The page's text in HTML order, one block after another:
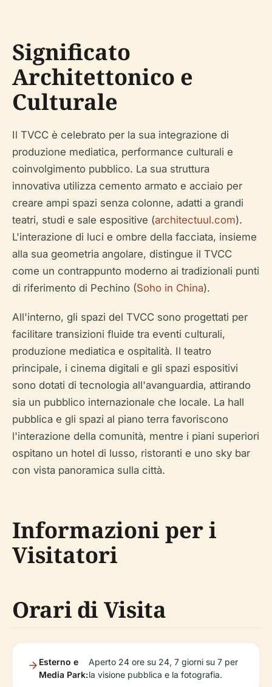
Significato
Architettonico e
Culturale
Il TVCC è celebrato per la sua integrazione di
produzione mediatica, performance culturali e
coinvolgimento pubblico. La sua struttura
innovativa utilizza cemento armato e acciaio per
creare ampi spazi senza colonne, adatti a grandi
teatri, studi e sale espositive (architectuul.com).
L'interazione di luci e ombre della facciata, insieme
alla sua geometria angolare, distingue il TVCC
come un contrappunto moderno ai tradizionali punti
di riferimento di Pechino (Soho in China).
All'interno, gli spazi del TVCC sono progettati per
facilitare transizioni fluide tra eventi culturali,
produzione mediatica e ospitalità. Il teatro
principale, i cinema digitali e gli spazi espositivi
sono dotati di tecnologia all'avanguardia, attirando
sia un pubblico internazionale che locale. La hall
pubblica e gli spazi al piano terra favoriscono
l'interazione della comunità, mentre i piani superiori
ospitano un hotel di lusso, ristoranti e uno sky bar
con vista panoramica sulla città.
Informazioni per i
Visitatori
Orari di Visita
Esterno e
Media Park:
Aperto 24 ore su 24, 7 giorni su 7 per
la visione pubblica e la fotografia.